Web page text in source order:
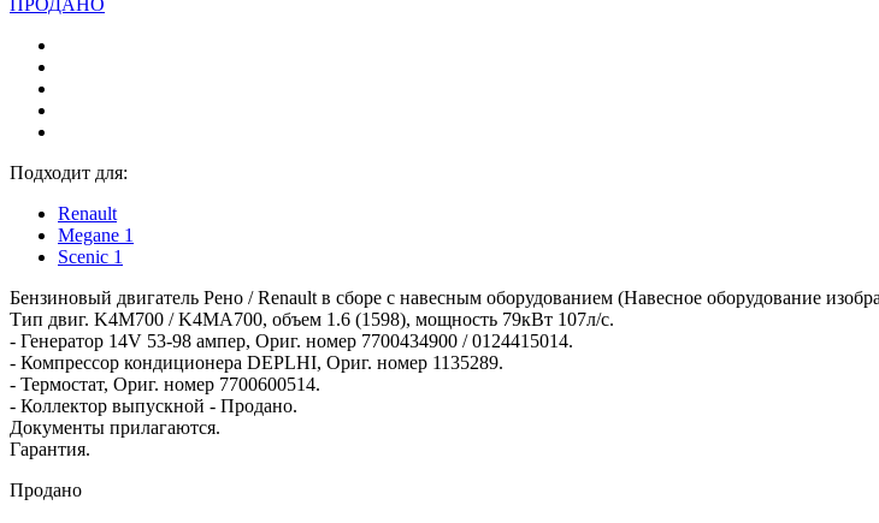
Подходит для:
Renault
Megane 1
Scenic 1
Бензиновый двигатель Рено / Renault в сборе с навесным оборудованием (Навесное оборудование
Тип двиг. K4M700 / K4MA700, объем 1.6 (1598), мощность 79кВт 107л/с.
- Генератор 14V 53-98 ампер, Ориг. номер 7700434900 / 0124415014.
- Компрессор кондиционера DEPLHI, Ориг. номер 1135289.
- Термостат, Ориг. номер 7700600514.
- Коллектор выпускной - Продано.
Документы прилагаются.
Гарантия.
Продано